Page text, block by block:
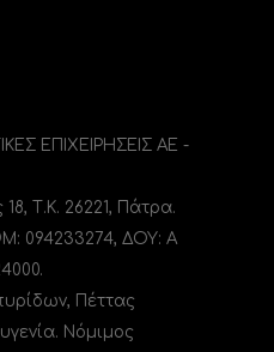
ΕΠΙΧΕΙΡΗΣΕΙΣ ΑΕ -
Τ.Κ. 26221, Πάτρα.
094233274, ΔΟΥ: A
Πέττας
Νόμιμος